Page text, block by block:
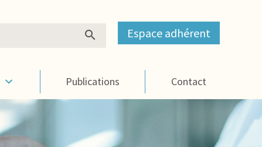
Espace adhérent
Publications Contact